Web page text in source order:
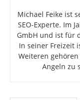
Michael Feike ist
SEO-Experte. Im
GmbH und ist für
In seiner Freizeit
Weiteren
Angeln zu